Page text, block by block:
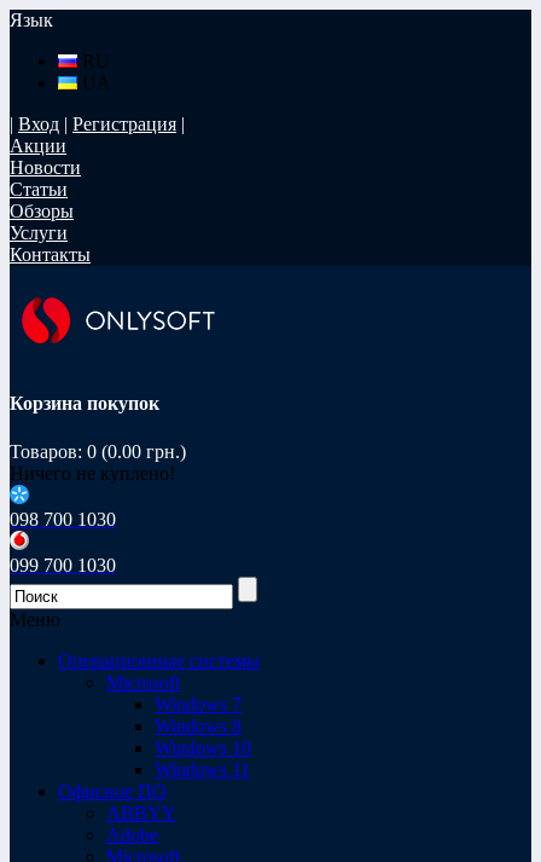
Язык
RU
UA
| Вход | Регистрация |
Акции
Новости
Статьи
Обзоры
Услуги
Контакты
Корзина покупок
Товаров: 0 (0.00 грн.)
Ничего не куплено!
098 700 1030
099 700 1030
Меню
Операционные системы
Microsoft
Windows 7
Windows 8
Windows 10
Windows 11
Офисное ПО
ABBYY
Adobe
Microsoft